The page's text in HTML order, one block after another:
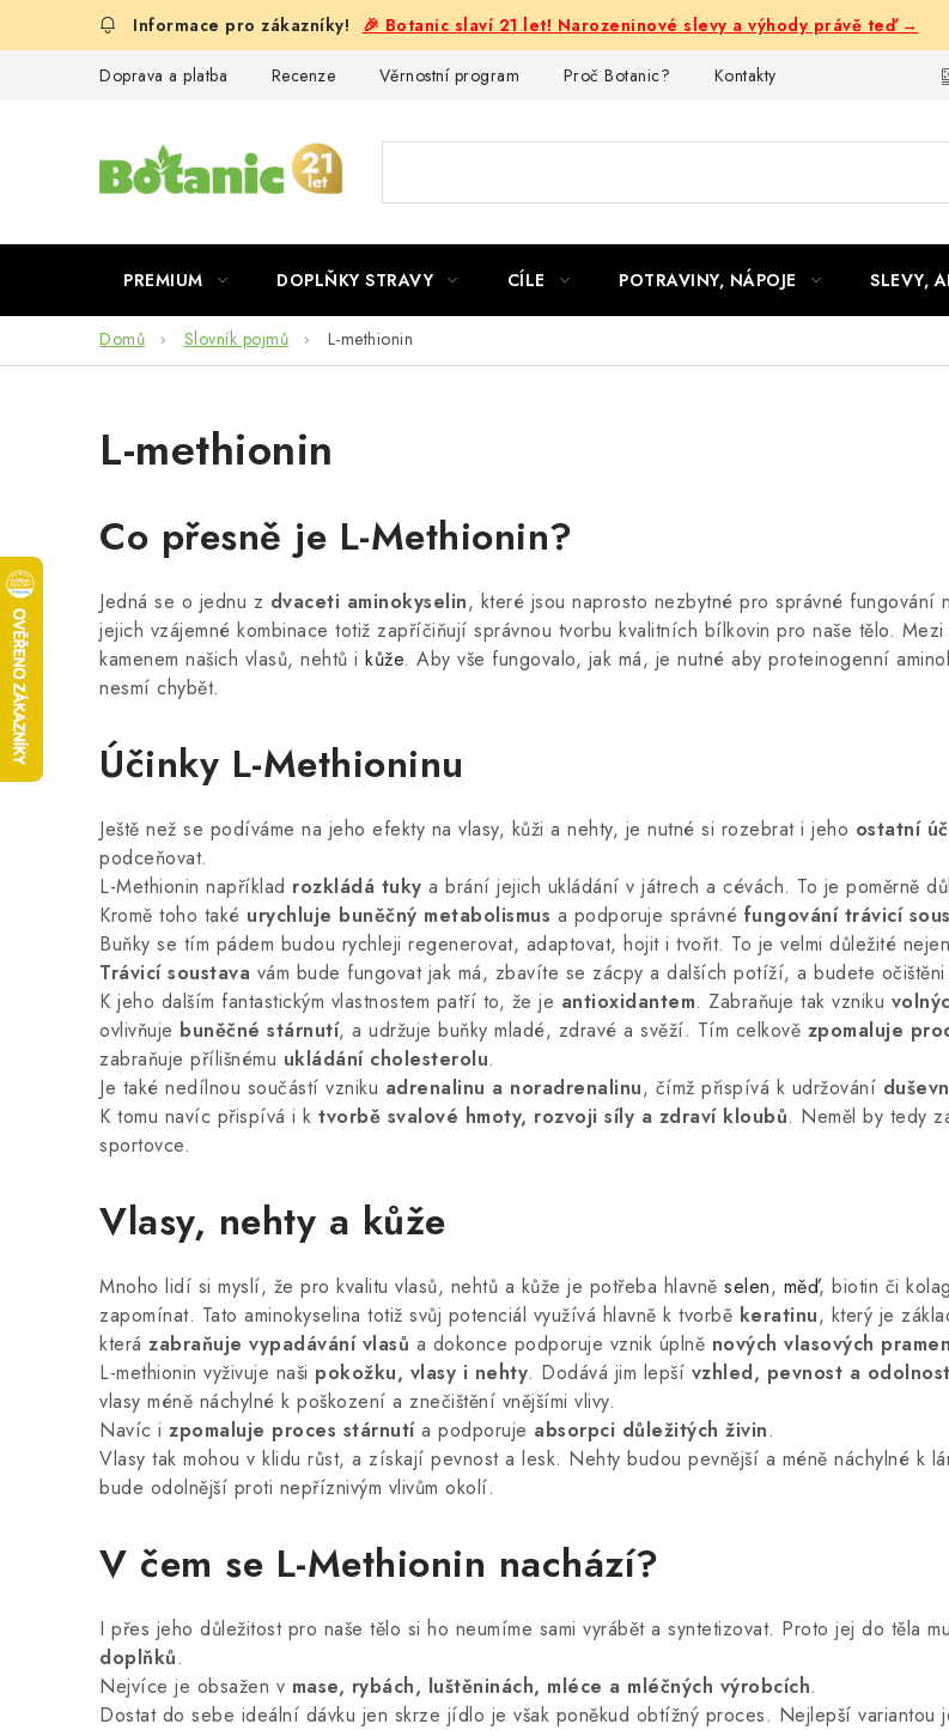
🎉 Botanic slaví 21 let! Narozeninové slevy a výhody právě teď →
Doprava a platba Recenze Věrnostní program Proč Botanic? Kontakty
PREMIUM DOPLŇKY STRAVY CÍLE POTRAVINY, NÁPOJE SLEVY,
Domů Slovník pojmů L-methionin
L-methionin
Co přesně je L-Methionin?
Jedná se o jednu z dvaceti aminokyselin, které jsou naprosto nezbytné pro správné fungování
jejich vzájemné kombinace totiž zapříčiňují správnou tvorbu kvalitních bílkovin pro naše tělo. Mezi
kamenem našich vlasů, nehtů i kůže. Aby vše fungovalo, jak má, je nutné aby proteinogenní
nesmí chybět.
Účinky L-Methioninu
Ještě než se podíváme na jeho efekty na vlasy, kůži a nehty, je nutné si rozebrat i jeho ostatní
podceňovat.
L-Methionin například rozkládá tuky a brání jejich ukládání v játrech a cévách. To je poměrně
Kromě toho také urychluje buněčný metabolismus a podporuje správné fungování trávicí
Buňky se tím pádem budou rychleji regenerovat, adaptovat, hojit i tvořit. To je velmi důležité
Trávicí soustava vám bude fungovat jak má, zbavíte se zácpy a dalších potíží, a budete
K jeho dalším fantastickým vlastnostem patří to, že je antioxidantem. Zabraňuje tak vzniku
ovlivňuje buněčné stárnutí, a udržuje buňky mladé, zdravé a svěží. Tím celkově zpomaluje
zabraňuje přílišnému ukládání cholesterolu.
Je také nedílnou součástí vzniku adrenalinu a noradrenalinu, čímž přispívá k udržování
K tomu navíc přispívá i k tvorbě svalové hmoty, rozvoji síly a zdraví kloubů. Neměl by tedy
sportovce.
Vlasy, nehty a kůže
Mnoho lidí si myslí, že pro kvalitu vlasů, nehtů a kůže je potřeba hlavně selen, měď, biotin či
zapomínat. Tato aminokyselina totiž svůj potenciál využívá hlavně k tvorbě keratinu, který je
která zabraňuje vypadávání vlasů a dokonce podporuje vznik úplně nových vlasových
L-methionin vyživuje naši pokožku, vlasy i nehty. Dodává jim lepší vzhled, pevnost a odolnost
vlasy méně náchylné k poškození a znečištění vnějšími vlivy.
Navíc i zpomaluje proces stárnutía podporuje absorpci důležitých živin.
Vlasy tak mohou v klidu růst, a získají pevnost a lesk. Nehty budou pevnější a méně náchylné k
bude odolnější proti nepříznivým vlivům okolí.
V čem se L-Methionin nachází?
I přes jeho důležitost pro naše tělo si ho neumíme sami vyrábět a syntetizovat. Proto jej do těla
doplňků.
Nejvíce je obsažen v mase, rybách, luštěninách, mléce a mléčných výrobcích.
Dostat do sebe ideální dávku jen skrze jídlo je však poněkud obtížný proces. Nejlepší variantou